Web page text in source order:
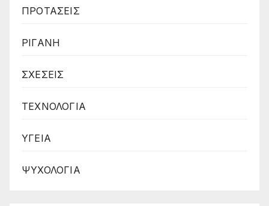
ΠΡΟΤΑΣΕΙΣ
ΡΙΓΑΝΗ
ΣΧΕΣΕΙΣ
ΤΕΧΝΟΛΟΓΙΑ
ΥΓΕΙΑ
ΨΥΧΟΛΟΓΙΑ